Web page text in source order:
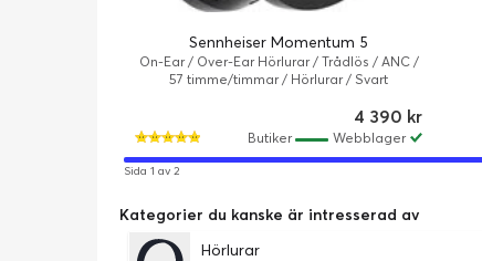
Sennheiser Momentum 5
On-Ear / Over-Ear Hörlurar / Trådlös / ANC /
57 timme/timmar / Hörlurar / Svart
4 390 kr
Webblager
Butiker
Sida 1 av 2
Kategorier du kanske är intresserad av
Hörlurar